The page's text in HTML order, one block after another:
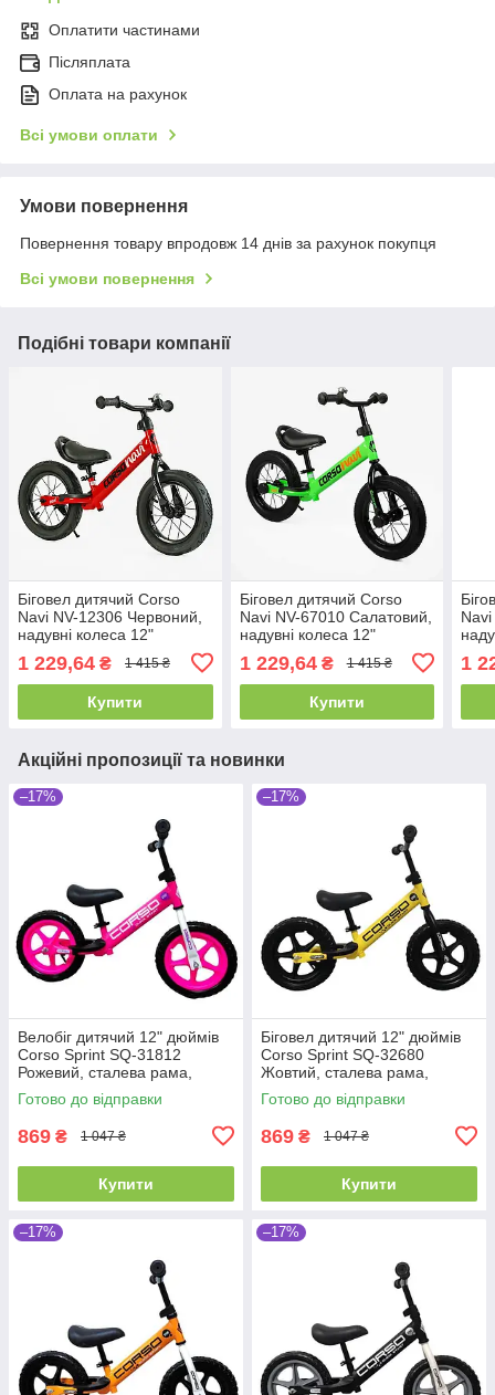
Оплатити частинами
Післяплата
Оплата на рахунок
Всі умови оплати
Умови повернення
Повернення товару впродовж 14 днів за рахунок покупця
Всі умови повернення
Подібні товари компанії
Біговел дитячий Corso
Navi NV-12306 Червоний,
надувні колеса 12"
підставка для ніг, велобіг
1 229,64 ₴ 1 415 ₴
Купити
Біговел дитячий Corso
Navi NV-67010 Салатовий,
надувні колеса 12"
підставка для ніг, велобіг
1 229,64₴ 1 415 ₴
Купити
1
Акційні пропозиції та новинки
–17%
Велобіг дитячий 12" дюймів
Corso Sprint SQ-31812
Рожевий, сталева рама,
колеса EVA (піна), підставка
для ніжок, біговел
Готово до відправки
869 ₴ 1 047 ₴
Купити
–17%
Біговел дитячий 12" дюймів
Corso Sprint SQ-32680
Жовтий, сталева рама,
колеса EVA (піна), підставка
для ніжок, велобіг
Готово до відправки
869 ₴ 1 047 ₴
Купити
–17% –17%